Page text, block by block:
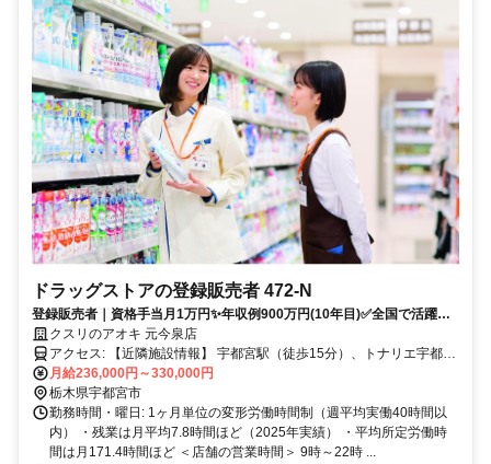
ドラッグストアの登録販売者 472-N
登録販売者｜資格手当月1万円✨年収例900万円(10年目)✅全国で活躍す
るナショナル社員
クスリのアオキ 元今泉店
アクセス: 【近隣施設情報】 宇都宮駅（徒歩15分）、トナリエ宇都宮
（徒歩10分）、宇都宮記念病院（車3分） 【近隣学校情報】 宇都宮
大学・峰C（車5分）、宇都宮ビジネス電子専門学校（徒歩5分）
月給236,000円～330,000円
栃木県宇都宮市
勤務時間・曜日: 1ヶ月単位の変形労働時間制（週平均実働40時間以
内） ・残業は月平均7.8時間ほど（2025年実績） ・平均所定労働時
間は月171.4時間ほど ＜店舗の営業時間＞ 9時～22時 ...